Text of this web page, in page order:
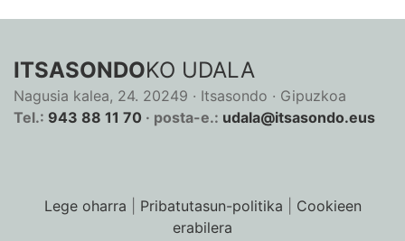
ITSASONDOKO UDALA
Nagusia kalea, 24. 20249 · Itsasondo · Gipuzkoa
Tel.: 943 88 11 70 · posta-e.: udala@itsasondo.eus
Lege oharra Pribatutasun-politika
Cookieen
erabilera